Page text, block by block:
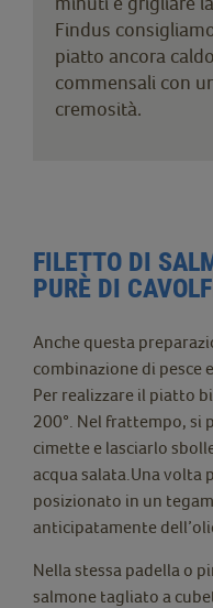
Findus
piatto ancora
commensali con
cremosità.
FILETTO DI
PURÈ DI
Anche questa
combinazione di pesce
Per realizzare il piatto
200°. Nel frattempo, si
cimette e lasciarlo
acqua salata.Una volta
posizionato in un
anticipatamente
Nella stessa padella o
salmone tagliato a